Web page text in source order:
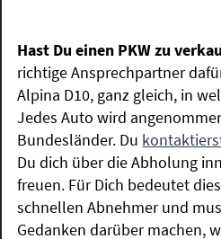
Hast Du einen PKW zu
richtige Ansprechpartner
Alpina D10, ganz gleich, in
Jedes Auto wird
Bundesländer. Du
Du dich über die Abholung
freuen. Für Dich bedeutet
schnellen Abnehmer und
Gedanken darüber machen,